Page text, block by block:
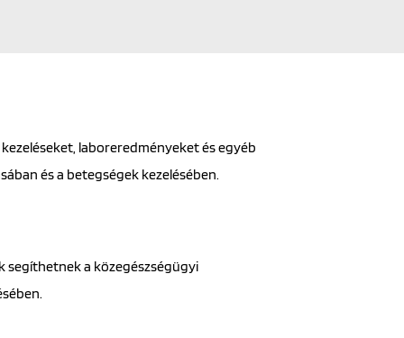
laboreredményeket és egyéb
és a betegségek kezelésében.
segíthetnek a közegészségügyi